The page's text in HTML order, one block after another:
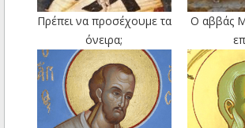
Πρέπει να προσέχουμε τα
όνειρα;
Ο αββάς